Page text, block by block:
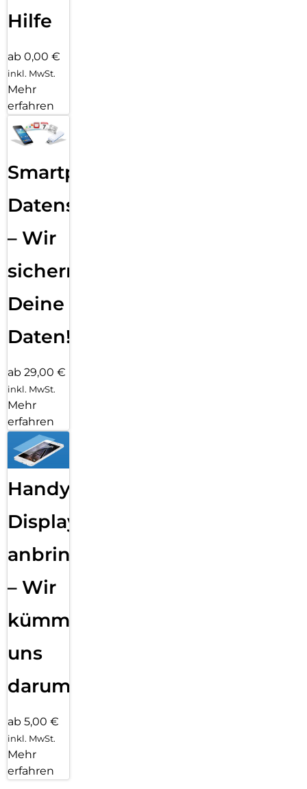
Hilfe
ab 0,00 €
inkl. MwSt.
Mehr
erfahren
Smartphone
Datensicherung
– Wir
sichern
Deine
Daten!
ab 29,00 €
inkl. MwSt.
Mehr
erfahren
Handy
Displayfolie
anbringen
– Wir
kümmern
uns
darum!
ab 5,00 €
inkl. MwSt.
Mehr
erfahren